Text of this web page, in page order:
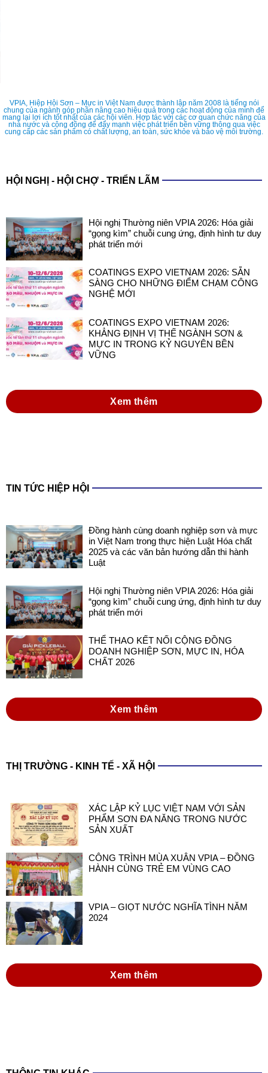
VPIA, Hiệp Hội Sơn – Mực in Việt Nam được thành lập năm 2008 là tiếng nói
chung của ngành góp phần nâng cao hiệu quả trong các hoạt động của mình để
mang lại lợi ích tốt nhất của các hội viên. Hợp tác với các cơ quan chức năng của
nhà nước và cộng đồng để đẩy mạnh việc phát triển bền vững thông qua việc
cung cấp các sản phẩm có chất lượng, an toàn, sức khỏe và bảo vệ môi trường.
HỘI NGHỊ - HỘI CHỢ - TRIỂN LÃM
Hội nghị Thường niên VPIA 2026: Hóa giải
“gọng kìm” chuỗi cung ứng, định hình tư duy
phát triển mới
COATINGS EXPO VIETNAM 2026: SẴN
SÀNG CHO NHỮNG ĐIỂM CHẠM CÔNG
NGHỆ MỚI
COATINGS EXPO VIETNAM 2026:
KHẲNG ĐỊNH VỊ THẾ NGÀNH SƠN &
MỰC IN TRONG KỶ NGUYÊN BỀN
VỮNG
Xem thêm
TIN TỨC HIỆP HỘI
Đồng hành cùng doanh nghiệp sơn và mực
in Việt Nam trong thực hiện Luật Hóa chất
2025 và các văn bản hướng dẫn thi hành
Luật
Hội nghị Thường niên VPIA 2026: Hóa giải
“gọng kìm” chuỗi cung ứng, định hình tư duy
phát triển mới
THỂ THAO KẾT NỐI CỘNG ĐỒNG
DOANH NGHIỆP SƠN, MỰC IN, HÓA
CHẤT 2026
Xem thêm
THỊ TRƯỜNG - KINH TẾ - XÃ HỘI
XÁC LẬP KỶ LỤC VIỆT NAM VỚI SẢN
PHẨM SƠN ĐA NĂNG TRONG NƯỚC
SẢN XUẤT
CÔNG TRÌNH MÙA XUÂN VPIA – ĐỒNG
HÀNH CÙNG TRẺ EM VÙNG CAO
VPIA – GIỌT NƯỚC NGHĨA TÌNH NĂM
2024
Xem thêm